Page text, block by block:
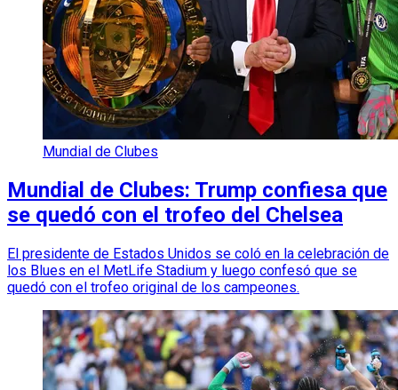
Mundial de Clubes
Mundial de Clubes: Trump confiesa que
se quedó con el trofeo del Chelsea
El presidente de Estados Unidos se coló en la celebración de
los Blues en el MetLife Stadium y luego confesó que se
quedó con el trofeo original de los campeones.